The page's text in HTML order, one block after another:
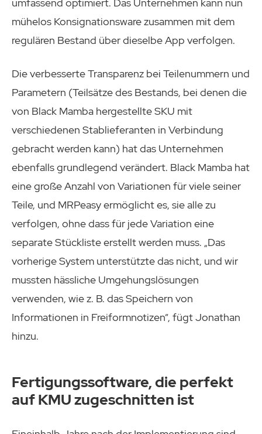
mühelos Konsignationsware zusammen mit dem
regulären Bestand über dieselbe App verfolgen.
Die verbesserte Transparenz bei Teilenummern und
Parametern (Teilsätze des Bestands, bei denen die
von Black Mamba hergestellte SKU mit
verschiedenen Stablieferanten in Verbindung
gebracht werden kann) hat das Unternehmen
ebenfalls grundlegend verändert. Black Mamba hat
eine große Anzahl von Variationen für viele seiner
Teile, und MRPeasy ermöglicht es, sie alle zu
verfolgen, ohne dass für jede Variation eine
separate Stückliste erstellt werden muss. „Das
vorherige System unterstützte das nicht, und wir
mussten hässliche Umgehungslösungen
verwenden, wie z. B. das Speichern von
Informationen in Freiformnotizen“, fügt Jonathan
hinzu.
Fertigungssoftware, die perfekt
auf KMU zugeschnitten ist